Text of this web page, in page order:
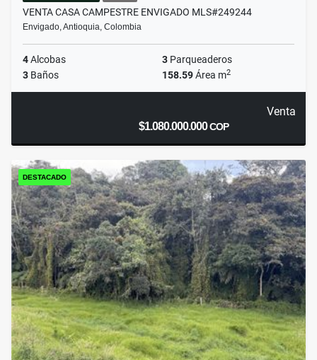
VENTA CASA CAMPESTRE ENVIGADO MLS#249244
Envigado, Antioquia, Colombia
4Alcobas 3 Parqueaderos
3 Baños 158.59Área m2
Venta
$1.080.000.000COP
DESTACADO